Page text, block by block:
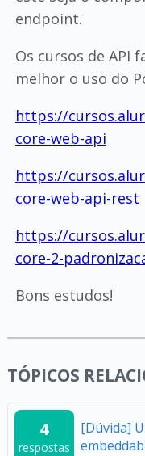
endpoint.
Os cursos de API
melhor o uso do
https://
core-web-api
https://
core-web-api-rest
https://
core-2-
Bons estudos!
TÓPICOS
4
respostas
[Dúvida]